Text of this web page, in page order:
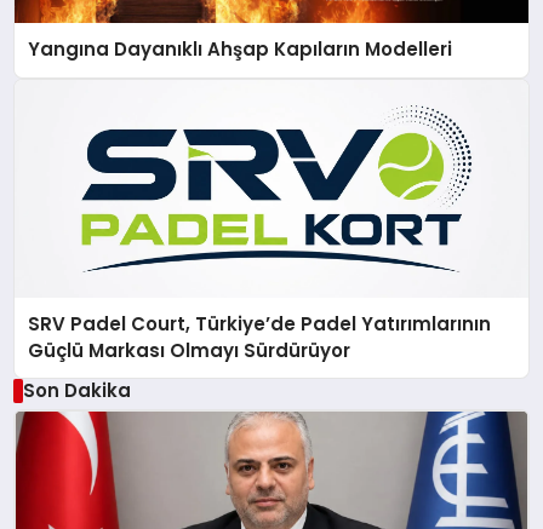
Yangına Dayanıklı Ahşap Kapıların Modelleri
SRV Padel Court, Türkiye’de Padel Yatırımlarının
Güçlü Markası Olmayı Sürdürüyor
Son Dakika